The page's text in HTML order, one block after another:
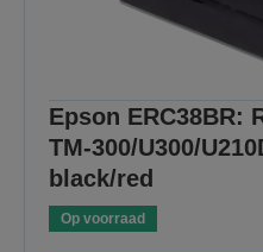
Epson ERC38BR:
TM-300/U300/
black/red
Op voorraad